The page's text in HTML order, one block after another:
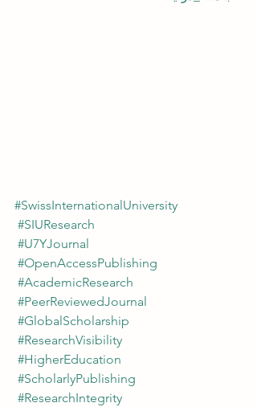
#SwissInternationalUniversity
#SIUResearch
#U7YJournal
#OpenAccessPublishing
#AcademicResearch
#PeerReviewedJournal
#GlobalScholarship
#ResearchVisibility
#HigherEducation
#ScholarlyPublishing
#ResearchIntegrity